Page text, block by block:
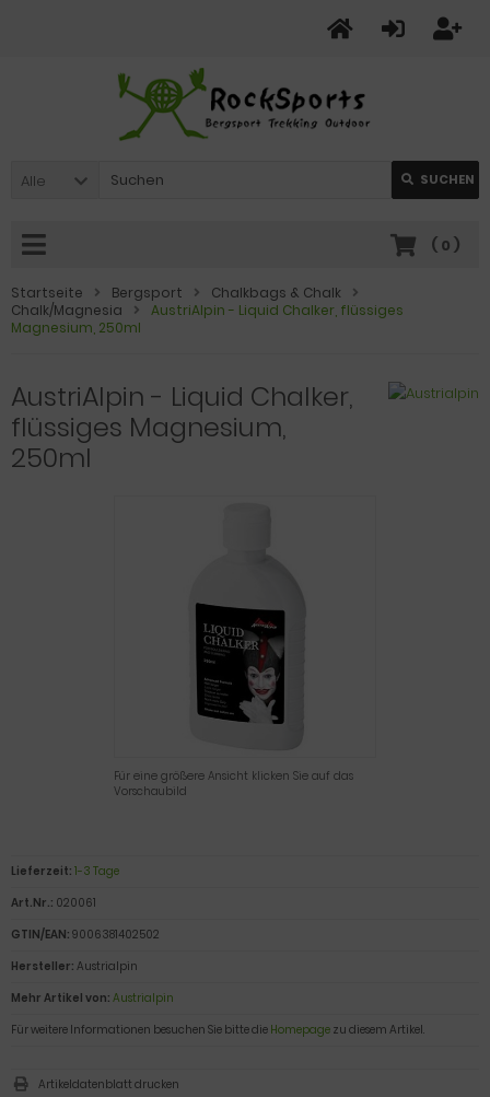
Alle SUCHEN
( 0 )
Startseite Bergsport
Chalkbags & Chalk
Chalk/Magnesia
AustriAlpin - Liquid Chalker, flüssiges
Magnesium, 250ml
AustriAlpin - Liquid Chalker,
flüssiges Magnesium,
250ml
Für eine größere Ansicht klicken Sie auf das
Vorschaubild
Lieferzeit: 1-3 Tage
Art.Nr.: 020061
GTIN/EAN: 9006381402502
Hersteller: Austrialpin
Mehr Artikel von: Austrialpin
Für weitere Informationen besuchen Sie bitte die Homepage zu diesem Artikel.
Artikeldatenblatt drucken